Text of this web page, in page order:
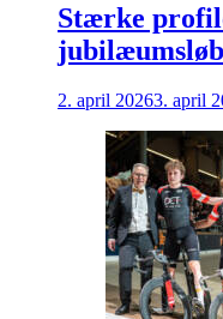
Stærke
jubilæumsløb
2. april 20263. april